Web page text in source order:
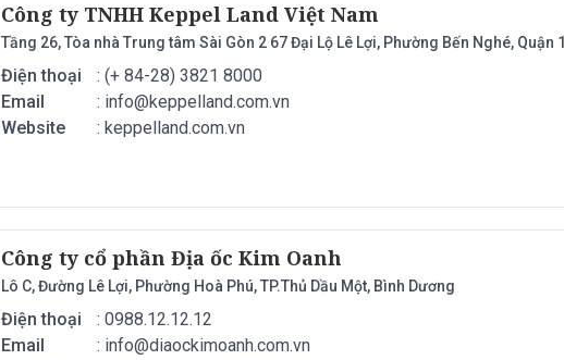
Công ty TNHH Keppel Land Việt Nam
Tầng 26, Tòa nhà Trung tâm Sài Gòn 2 67 Đại Lộ Lê Lợi, Phường Bến Nghé, Quận 1
Điện thoại
: (+ 84-28) 3821 8000
Email
: info@keppelland.com.vn
Website
: keppelland.com.vn
Công ty cổ phần Địa ốc Kim Oanh
Lô C, Đường Lê Lợi, Phường Hoà Phú, TP.Thủ Dầu Một, Bình Dương
Điện thoại
: 0988.12.12.12
Email
: info@diaockimoanh.com.vn